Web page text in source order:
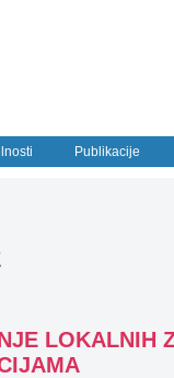
Publikacije
LOKALNIH